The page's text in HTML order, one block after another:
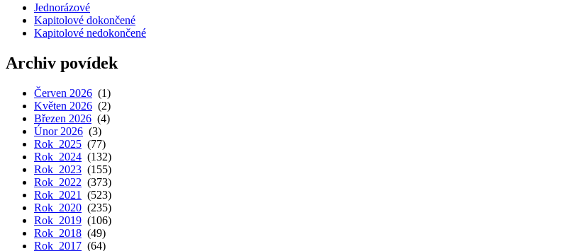
Jednorázové
Kapitolové dokončené
Kapitolové nedokončené
Archiv povídek
Červen 2026 (1)
Květen 2026 (2)
Březen 2026 (4)
Únor 2026 (3)
Rok 2025 (77)
Rok 2024 (132)
Rok 2023 (155)
Rok 2022 (373)
Rok 2021
(523)
Rok 2020 (235)
Rok 2019 (106)
Rok 2018 (49)
Rok 2017 (64)